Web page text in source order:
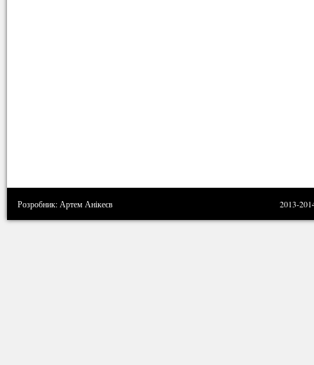
Розробник: Артем Анікеєв 2013-